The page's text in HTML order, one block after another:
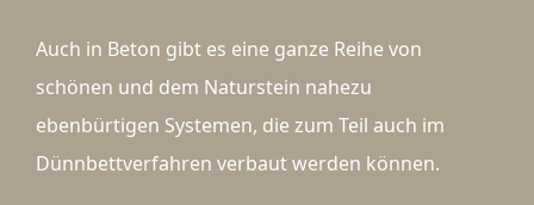
Auch in Beton gibt es eine ganze Reihe von
schönen und dem Naturstein nahezu
ebenbürtigen Systemen, die zum Teil auch im
Dünnbettverfahren verbaut werden können.